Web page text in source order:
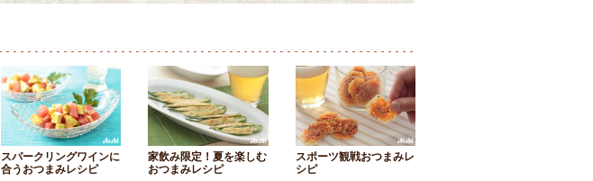
スパークリングワインに
合うおつまみレシピ
家飲み限定！夏を楽しむ
おつまみレシピ
スポーツ観戦おつまみレ
シピ